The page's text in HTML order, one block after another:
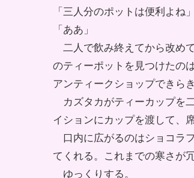
「三人分のポットは便利よね」
「ああ」
二人で飲み終えてから改め
のティーポットを見つけたの
アンティークショップできら
カズタカがティーカップを
イションにカップを渡して、
口内に広がるのはショコラ
てくれる。これまでの寒さが
ゆっくりする。